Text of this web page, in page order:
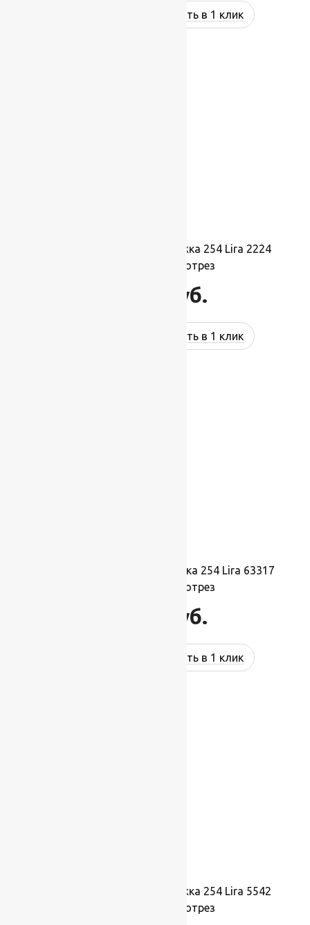
Купить в 1 клик
Ковровая шерстяная дорожка 254 Lira 2224
1,4х1м.,Рулон на отрез
руб.
Купить в 1 клик
Ковровая шерстяная дорожка 254 Lira 63317
1,4х1м.,Рулон на отрез
руб.
Купить в 1 клик
Ковровая шерстяная дорожка 254 Lira 5542
1,4х1м.,Рулон на отрез